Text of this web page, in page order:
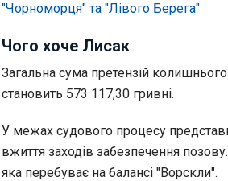
"Чорноморця" та "Лівого Берега"
Чого хоче Лисак
Загальна сума претензій
становить 573 117,30 гривні.
У межах судового процесу
вжиття заходів забезпечення
яка перебуває на балансі "Ворскли".